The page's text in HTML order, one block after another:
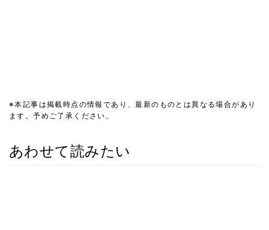
※本記事は掲載時点の情報であり、最新のものとは異なる場合があり
ます。予めご了承ください。
あわせて読みたい